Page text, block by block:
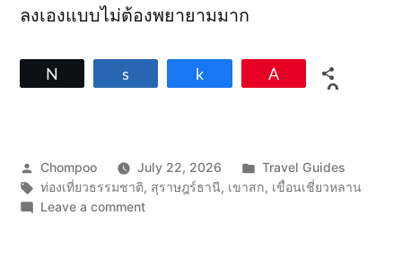
ลงเองแบบไม่ต้องพยายามมาก
0
Posted
by
Chompoo July 22, 2026
Posted
in
Travel Guides
Tags:
ท่องเที่ยวธรรมชาติ, สุราษฎร์ธานี, เขาสก, เขื่อนเชี่ยวหลาน
Leave a commenton